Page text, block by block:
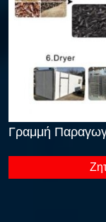
Γραμμή